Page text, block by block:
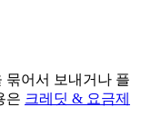
묶어서 보내거나 플
은 크레딧 & 요금제